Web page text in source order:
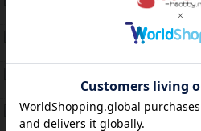
ドブル：ポケットモンスター
紹介文なし 5件の投稿
ファースト・イン・フライト
紹介文あり 3件の投稿